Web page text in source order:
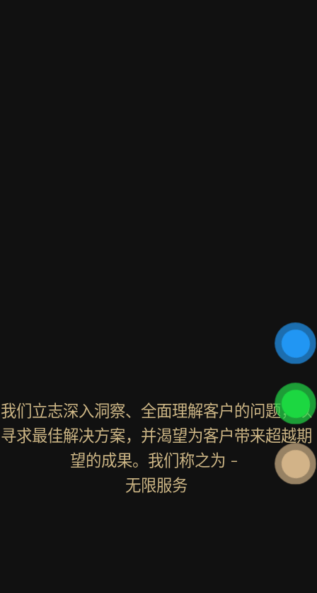
我们立志深入洞察、全面理解客户的问题，以
寻求最佳解决方案，并渴望为客户带来超越期
望的成果。我们称之为 -
无限服务